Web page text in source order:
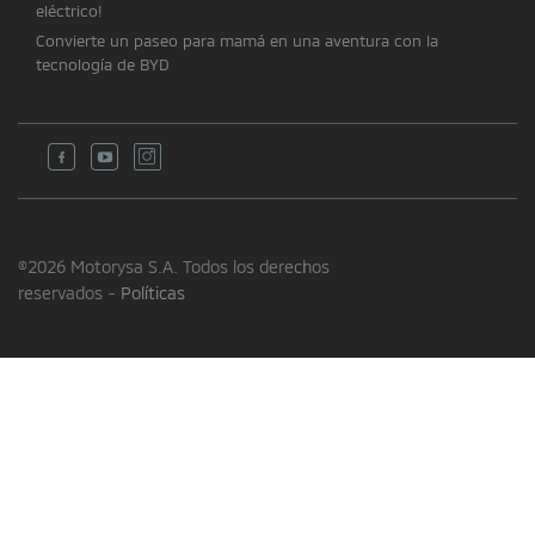
eléctrico!
Convierte un paseo para mamá en una aventura con la
tecnología de BYD
©2026 Motorysa S.A. Todos los derechos
reservados - Políticas